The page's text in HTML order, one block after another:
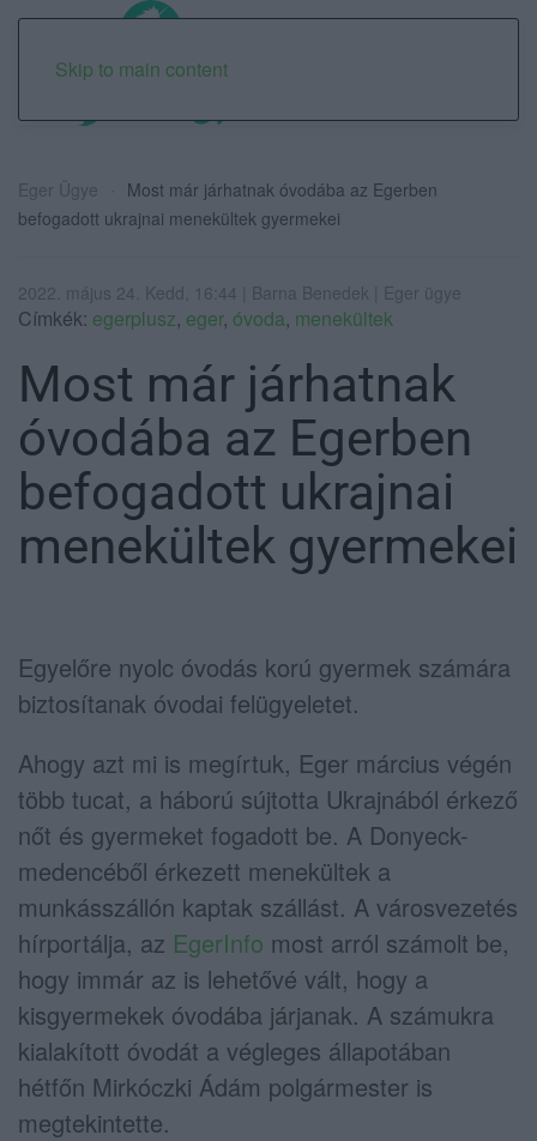
Skip to main content
Eger Ügye
Most már járhatnak óvodába az Egerben
befogadott ukrajnai menekültek gyermekei
2022. május 24. Kedd, 16:44 | Barna Benedek | Eger ügye
Címkék: egerplusz, eger, óvoda, menekültek
Most már járhatnak
óvodába az Egerben
befogadott ukrajnai
menekültek gyermekei
Egyelőre nyolc óvodás korú gyermek számára
biztosítanak óvodai felügyeletet.
Ahogy azt mi is megírtuk, Eger március végén
több tucat, a háború sújtotta Ukrajnából érkező
nőt és gyermeket fogadott be. A Donyeck-
medencéből érkezett menekültek a
munkásszállón kaptak szállást. A városvezetés
hírportálja, az EgerInfo most arról számolt be,
hogy immár az is lehetővé vált, hogy a
kisgyermekek óvodába járjanak. A számukra
kialakított óvodát a végleges állapotában
hétfőn Mirkóczki Ádám polgármester is
megtekintette.